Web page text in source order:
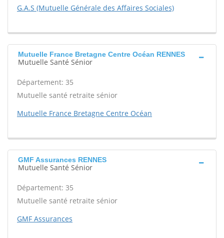
G.A.S (Mutuelle Générale des Affaires Sociales)
Mutuelle France Bretagne Centre Océan RENNES
Mutuelle Santé Sénior
Département: 35
Mutuelle santé retraite sénior
Mutuelle France Bretagne Centre Océan
GMF Assurances RENNES
Mutuelle Santé Sénior
Département: 35
Mutuelle santé retraite sénior
GMF Assurances